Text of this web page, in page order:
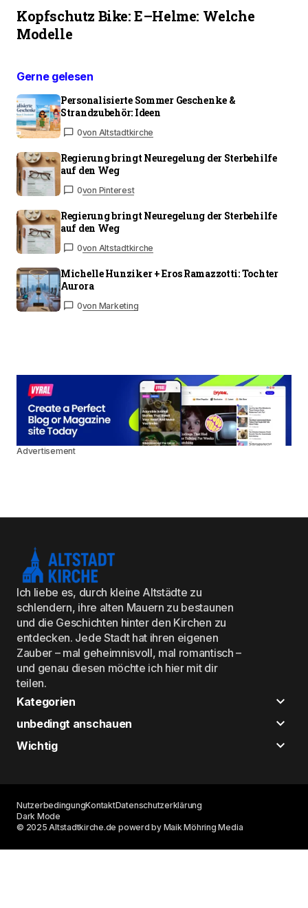
Kopfschutz Bike: E–Helme: Welche
Modelle
Gerne gelesen
Personalisierte Sommer Geschenke &
Strandzubehör: Ideen
0von Altstadtkirche
Regierung bringt Neuregelung der Sterbehilfe
auf den Weg
0von Pinterest
Regierung bringt Neuregelung der Sterbehilfe
auf den Weg
0von Altstadtkirche
Michelle Hunziker + Eros Ramazzotti: Tochter
Aurora
0von Marketing
Advertisement
Ich liebe es, durch kleine Altstädte zu
schlendern, ihre alten Mauern zu bestaunen
und die Geschichten hinter den Kirchen zu
entdecken. Jede Stadt hat ihren eigenen
Zauber – mal geheimnisvoll, mal romantisch –
und genau diesen möchte ich hier mit dir
teilen.
Kategorien
unbedingt anschauen
Wichtig
© 2025 Altstadtkirche.de powerd by Maik Möhring Media
NutzerbedingungKontaktDatenschutzerklärung
Dark Mode